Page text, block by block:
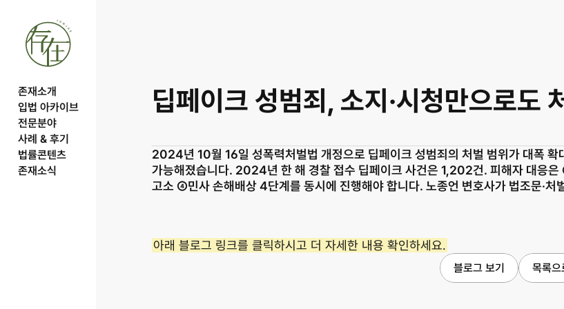
존재소개
입법 아카이브
전문분야
사례 & 후기
법률콘텐츠
존재소식
딥페이크 성범죄, 소지·시청만으로도
2024년 10월 16일 성폭력처벌법 개정으로 딥페이크 성범죄의 처벌 범위가 대폭 확
가능해졌습니다. 2024년 한 해 경찰 접수 딥페이크 사건은 1,202건. 피해자 대응
고소 ④민사 손해배상 4단계를 동시에 진행해야 합니다. 노종언 변호사가 법조문·처
아래 블로그 링크를 클릭하시고 더 자세한 내용 확인하세요.
블로그 보기 목록으